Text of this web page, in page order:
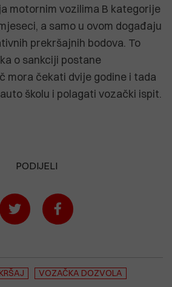
motornim vozilima B kategorije
a samo u ovom događaju
prekršajnih bodova. To
o sankciji postane
mora čekati dvije godine i tada
školu i polagati vozački ispit.
PODIJELI
VOZAČKA DOZVOLA